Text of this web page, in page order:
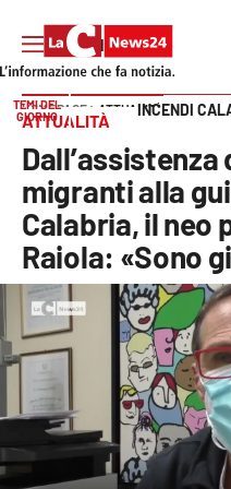
SEZIONI
Cronaca
Politica
Attualità
Economia e lavoro
Italia Mondo
Vai
TEMI DEL
GIORNO
INCENDI
HOME PAGE ATTUALITÀ
ATTUALITÀ
Dall’assistenza
migranti alla
Calabria, il neo
Raiola: «Sono